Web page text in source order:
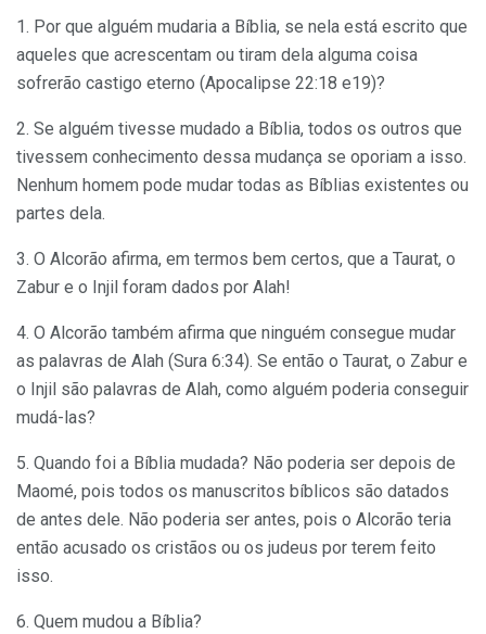
1. Por que alguém mudaria a Bíblia, se nela está escrito que
aqueles que acrescentam ou tiram dela alguma coisa
sofrerão castigo eterno (Apocalipse 22:18 e19)?
2. Se alguém tivesse mudado a Bíblia, todos os outros que
tivessem conhecimento dessa mudança se oporiam a isso.
Nenhum homem pode mudar todas as Bíblias existentes ou
partes dela.
3. O Alcorão afirma, em termos bem certos, que a Taurat, o
Zabur e o Injil foram dados por Alah!
4. O Alcorão também afirma que ninguém consegue mudar
as palavras de Alah (Sura 6:34). Se então o Taurat, o Zabur e
o Injil são palavras de Alah, como alguém poderia conseguir
mudá-las?
5. Quando foi a Bíblia mudada? Não poderia ser depois de
Maomé, pois todos os manuscritos bíblicos são datados
de antes dele. Não poderia ser antes, pois o Alcorão teria
então acusado os cristãos ou os judeus por terem feito
isso.
6. Quem mudou a Bíblia?